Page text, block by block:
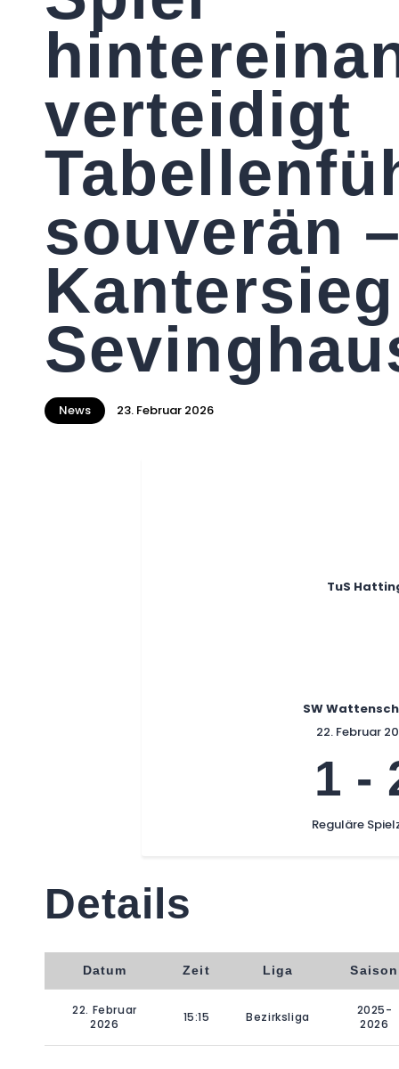
verteidigt
souverän
News 23. Februar 2026
TuS
SW
22. Februar
1 -
Reguläre
Details
Datum Zeit Liga Saison
22. Februar
2026
15:15 Bezirksliga
2025-
2026